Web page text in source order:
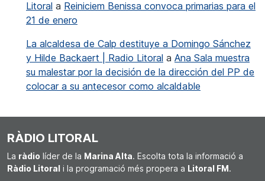
Litoral a Reiniciem Benissa convoca primarias para el
21 de enero
La alcaldesa de Calp destituye a Domingo Sánchez
y Hilde Backaert | Radio Litoral a Ana Sala muestra
su malestar por la decisión de la dirección del PP de
colocar a su antecesor como alcaldable
RÀDIO LITORAL
La ràdio líder de la Marina Alta. Escolta tota la informació a
Ràdio Litoral i la programació més propera a Litoral FM.